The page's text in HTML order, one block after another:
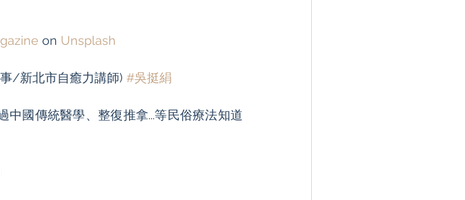
on Unsplash
/新北市自癒力講師) #吳挺絹
國傳統醫學、整復推拿...等民俗療法知道